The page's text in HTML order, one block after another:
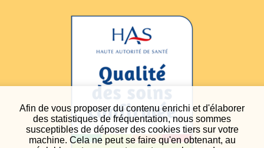
Afin de vous proposer du contenu enrichi et d'élaborer
des statistiques de fréquentation, nous sommes
susceptibles de déposer des cookies tiers sur votre
machine. Cela ne peut se faire qu'en obtenant, au